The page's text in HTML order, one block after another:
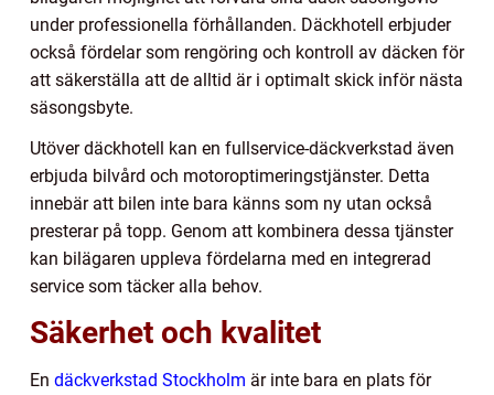
under professionella förhållanden. Däckhotell erbjuder
också fördelar som rengöring och kontroll av däcken för
att säkerställa att de alltid är i optimalt skick inför nästa
säsongsbyte.
Utöver däckhotell kan en fullservice-däckverkstad även
erbjuda bilvård och motoroptimeringstjänster. Detta
innebär att bilen inte bara känns som ny utan också
presterar på topp. Genom att kombinera dessa tjänster
kan bilägaren uppleva fördelarna med en integrerad
service som täcker alla behov.
Säkerhet och kvalitet
En däckverkstad Stockholm är inte bara en plats för